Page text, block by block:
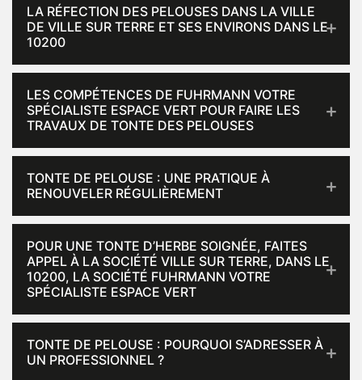
LA RÉFECTION DES PELOUSES DANS LA VILLE
DE VILLE SUR TERRE ET SES ENVIRONS DANS LE
10200
LES COMPÉTENCES DE FUHRMANN VOTRE
SPÉCIALISTE ESPACE VERT POUR FAIRE LES
TRAVAUX DE TONTE DES PELOUSES
TONTE DE PELOUSE : UNE PRATIQUE À
RENOUVELER RÉGULIÈREMENT
POUR UNE TONTE D’HERBE SOIGNÉE, FAITES
APPEL À LA SOCIÉTÉ VILLE SUR TERRE, DANS LE
10200, LA SOCIÉTÉ FUHRMANN VOTRE
SPÉCIALISTE ESPACE VERT
TONTE DE PELOUSE : POURQUOI S’ADRESSER À
UN PROFESSIONNEL ?